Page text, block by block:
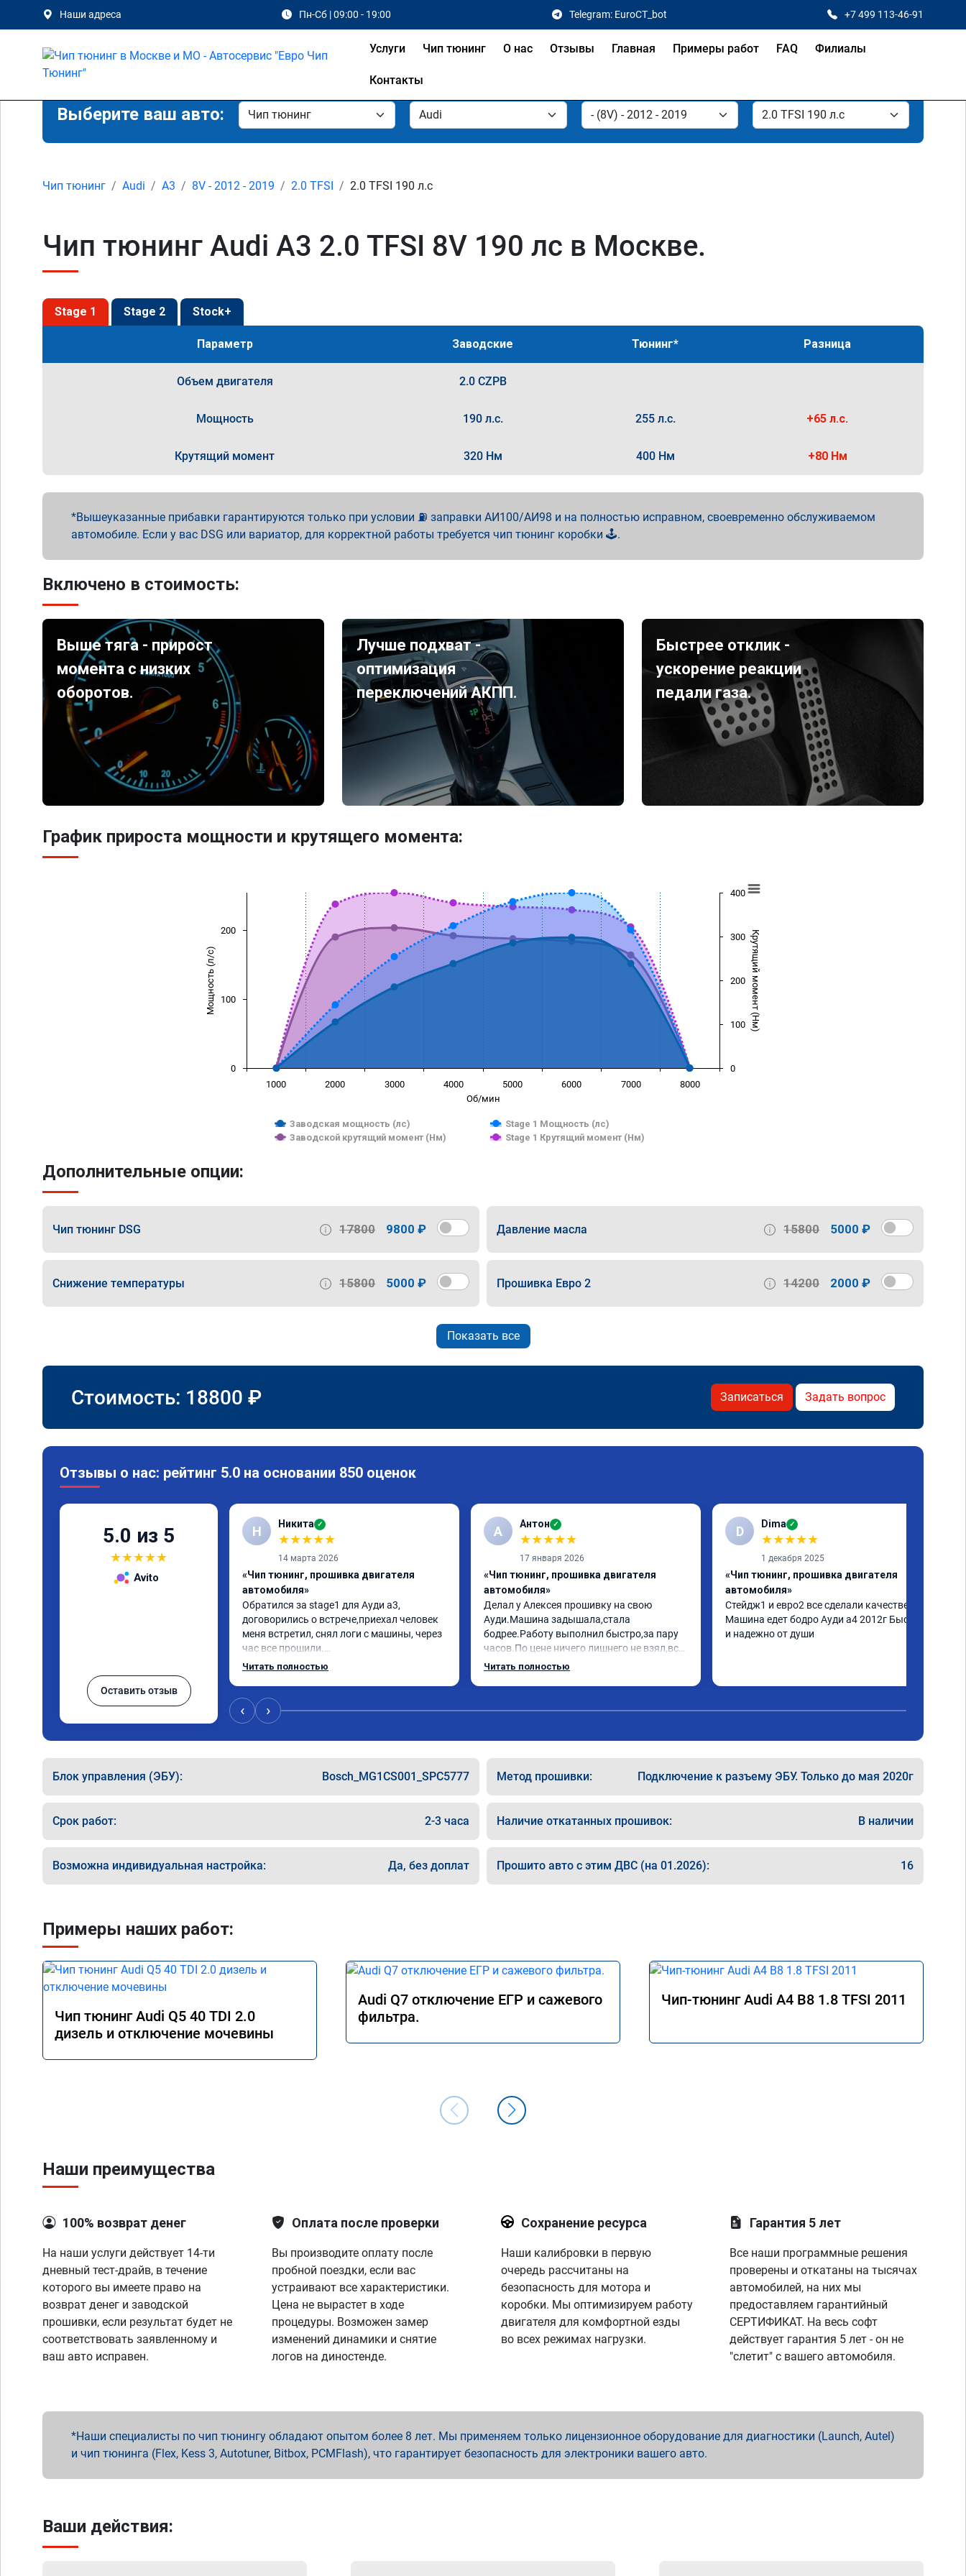
Наши адреса Пн-Сб | 09:00 - 19:00 Telegram: EuroCT_bot +7 499 113-46-91
Услуги Чип тюнинг О нас Отзывы Главная Примеры работ FAQ Филиалы
Контакты
Выберите ваш авто:
Чип тюнинг Audi A3 8V - 2012 - 2019 2.0 TFSI 2.0 TFSI 190 л.с
Чип тюнинг Audi A3 2.0 TFSI 8V 190 лс в Москве.
Stage 1 Stage 2 Stock+
Параметр Заводские Тюнинг* Разница
Объем двигателя 2.0 CZPB
Мощность 190 л.с. 255 л.с. +65 л.с.
Крутящий момент 320 Нм 400 Нм +80 Нм
Вышеуказанные прибавки гарантируются только при условии ⛽ заправки АИ100/АИ98 и на полностью исправном, своевременно обслуживаемом
автомобиле. Если у вас DSG или вариатор, для корректной работы требуется чип тюнинг коробки 🕹️.
Включено в стоимость:
Выше тяга - прирост
момента с низких
оборотов.
Лучше подхват -
оптимизация
переключений АКПП.
Быстрее отклик -
ускорение реакции
педали газа.
График прироста мощности и крутящего момента:
Об/мин
Мощность (л/с) Крутящий момент (Нм)
Заводская мощность (лс)
Stage 1 Мощность (лс)
Заводской крутящий момент (Нм)
Stage 1 Крутящий момент (Нм)
1000 2000 3000 4000 5000 6000 7000 8000
0
100
200
0
100
200
300
400
Дополнительные опции:
Чип тюнинг DSG 17800 9800 ₽ Давление масла 15800 5000 ₽
Снижение температуры 15800 5000 ₽ Прошивка Евро 2 14200 2000 ₽
Показать все
Стоимость: 18800 ₽ Записаться Задать вопрос
Отзывы о нас: рейтинг 5.0 на основании 850 оценок
5.0 из 5
★★★★★
Avito
Оставить отзыв
Н Никита ✓
★★★★★
14 марта 2026
«Чип тюнинг, прошивка двигателя
автомобиля»
Обратился за stage1 для Ауди а3,
договорились о встрече,приехал человек
меня встретил, снял логи с машины, через
час все прошили.
Арман спасибо тебе огромное, машинка по
может 🤣машина едет не в себя, еще раз
спасибо вам!!!!!!!
Читать полностью
А Антон ✓
★★★★★
17 января 2026
«Чип тюнинг, прошивка двигателя
автомобиля»
Делал у Алексея прошивку на свою
Ауди.Машина задышала,стала
бодрее.Работу выполнил быстро,за пару
часов.По цене ничего лишнего не взял,всё
как договаривались заранее.После
Читать полностью
D Dima ✓
★★★★★
1 декабря 2025
«Чип тюнинг, прошивка двигателя
автомобиля»
Стейдж1 и евро2 все сделали качественно.
Машина едет бодро Ауди а4 2012г Быстро
и надежно от души
‹ ›
Блок управления (ЭБУ): Bosch_MG1CS001_SPC5777 Метод прошивки: Подключение к разъему ЭБУ. Только до мая 2020г
Срок работ: 2-3 часа Наличие откатанных прошивок: В наличии
Возможна индивидуальная настройка: Да, без доплат Прошито авто с этим ДВС (на 01.2026): 16
Примеры наших работ:
Чип тюнинг Audi Q5 40 TDI 2.0
дизель и отключение мочевины
Audi Q7 отключение ЕГР и сажевого
фильтра.
Чип-тюнинг Audi A4 B8 1.8 TFSI 2011
Наши преимущества
100% возврат денег
На наши услуги действует 14-ти
дневный тест-драйв, в течение
которого вы имеете право на
возврат денег и заводской
прошивки, если результат будет не
соответствовать заявленному и
ваш авто исправен.
Оплата после проверки
Вы производите оплату после
пробной поездки, если вас
устраивают все характеристики.
Цена не вырастет в ходе
процедуры. Возможен замер
изменений динамики и снятие
логов на диностенде.
Сохранение ресурса
Наши калибровки в первую
очередь рассчитаны на
безопасность для мотора и
коробки. Мы оптимизируем работу
двигателя для комфортной езды
во всех режимах нагрузки.
Гарантия 5 лет
Все наши программные решения
проверены и откатаны на тысячах
автомобилей, на них мы
предоставляем гарантийный
СЕРТИФИКАТ. На весь софт
действует гарантия 5 лет - он не
"слетит" с вашего автомобиля.
Наши специалисты по чип тюнингу обладают опытом более 8 лет. Мы применяем только лицензионное оборудование для диагностики (Launch, Autel)
и чип тюнинга (Flex, Kess 3, Autotuner, Bitbox, PCMFlash), что гарантирует безопасность для электроники вашего авто.
Ваши действия: